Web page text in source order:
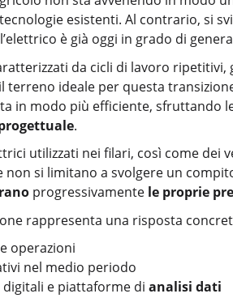
esistenti. Al contrario, si
è già oggi in grado di
da cicli di lavoro
terreno ideale per questa
in modo più efficiente, sfruttando
.
utilizzati nei filari, così come dei
non si limitano a svolgere un
progressivamente le proprie
rappresenta una risposta
operazioni
nel medio periodo
e piattaforme di analisi dati